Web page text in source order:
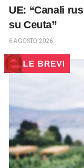
UE: “Canali
su Ceuta”
6 AGOSTO 2026
LE BREVI